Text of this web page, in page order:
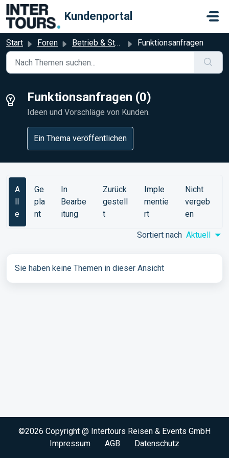
Zum hauptsächlichen Inhalt gehen
Kundenportal
Start Foren Betrieb & Status Funktionsanfragen
Funktionsanfragen (0)
Ideen und Vorschläge von Kunden.
Ein Thema veröffentlichen
A
ll
e
Ge
pla
nt
In
Bearbe
itung
Zurück
gestell
t
Imple
mentie
rt
Nicht
vergeb
en
Sortiert nach Aktuell
Sie haben keine Themen in dieser Ansicht
©2026 Copyright @ Intertours Reisen & Events GmbH
Impressum
AGB Datenschutz